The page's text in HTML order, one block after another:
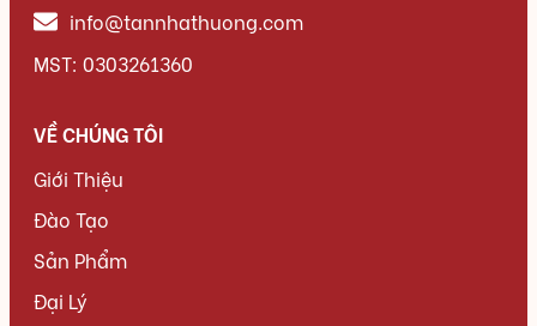
info@tannhathuong.com
MST: 0303261360
VỀ CHÚNG TÔI
Giới Thiệu
Đào Tạo
Sản Phẩm
Đại Lý